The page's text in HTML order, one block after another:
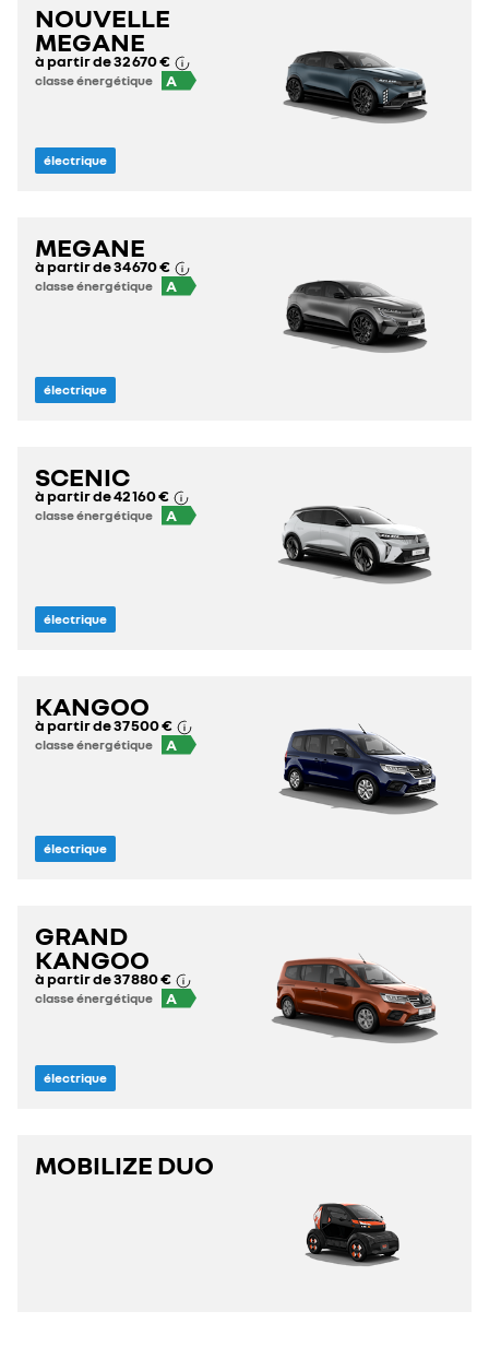
NOUVELLE
MEGANE
à partir de32 670 €
classe énergétique A
électrique
MEGANE
à partir de34 670 €
classe énergétique A
électrique
SCENIC
à partir de42 160 €
classe énergétique A
électrique
KANGOO
à partir de37 500 €
classe énergétique A
électrique
GRAND
KANGOO
à partir de37 880 €
classe énergétique A
électrique
MOBILIZE DUO